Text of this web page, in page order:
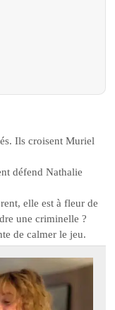
Ils croisent Muriel
défend Nathalie
elle est à fleur de
une criminelle ?
de calmer le jeu.